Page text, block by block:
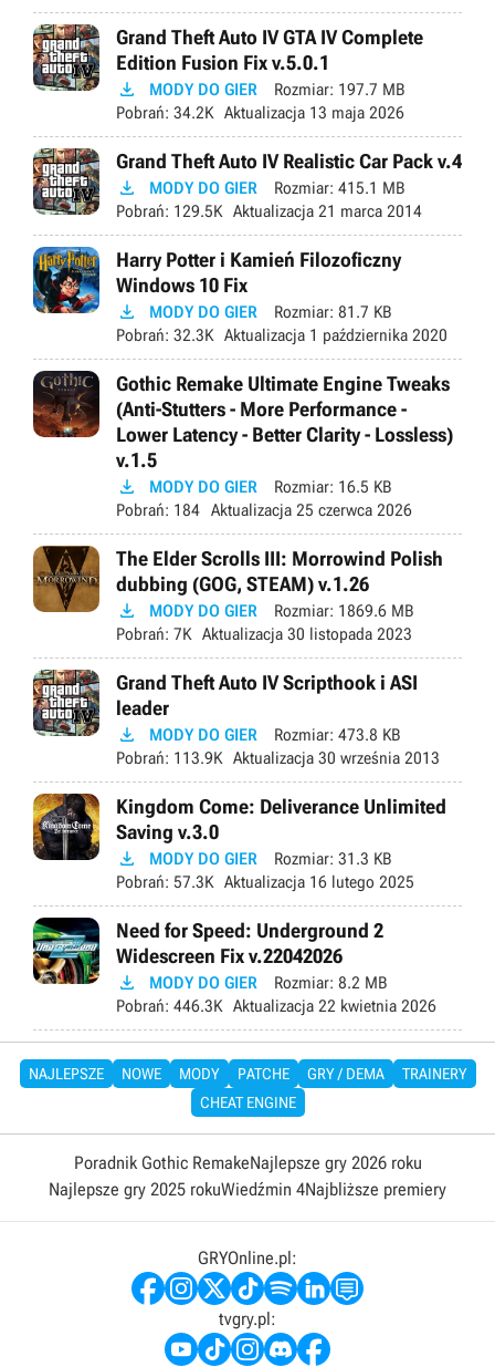
Grand Theft Auto IV GTA IV Complete
Edition Fusion Fix v.5.0.1
 MODY DO GIER Rozmiar: 197.7 MB
Pobrań: 34.2K Aktualizacja 13 maja 2026
Grand Theft Auto IV Realistic Car Pack v.4
 MODY DO GIER Rozmiar: 415.1 MB
Pobrań: 129.5K Aktualizacja 21 marca 2014
Harry Potter i Kamień Filozoficzny
Windows 10 Fix
 MODY DO GIER Rozmiar: 81.7 KB
Pobrań: 32.3K Aktualizacja 1 października 2020
Gothic Remake Ultimate Engine Tweaks
(Anti-Stutters - More Performance -
Lower Latency - Better Clarity - Lossless)
v.1.5
 MODY DO GIER Rozmiar: 16.5 KB
Pobrań: 184 Aktualizacja 25 czerwca 2026
The Elder Scrolls III: Morrowind Polish
dubbing (GOG, STEAM) v.1.26
 MODY DO GIER Rozmiar: 1869.6 MB
Pobrań: 7K Aktualizacja 30 listopada 2023
Grand Theft Auto IV Scripthook i ASI
leader
 MODY DO GIER Rozmiar: 473.8 KB
Pobrań: 113.9K Aktualizacja 30 września 2013
Kingdom Come: Deliverance Unlimited
Saving v.3.0
 MODY DO GIER Rozmiar: 31.3 KB
Pobrań: 57.3K Aktualizacja 16 lutego 2025
Need for Speed: Underground 2
Widescreen Fix v.22042026
 MODY DO GIER Rozmiar: 8.2 MB
Pobrań: 446.3K Aktualizacja 22 kwietnia 2026
NAJLEPSZE NOWE MODY PATCHE GRY / DEMA
TRAINERY
CHEAT ENGINE
Poradnik Gothic RemakeNajlepsze gry 2026 roku
Najlepsze gry 2025 rokuWiedźmin 4Najbliższe premiery
GRYOnline.pl:
tvgry.pl: